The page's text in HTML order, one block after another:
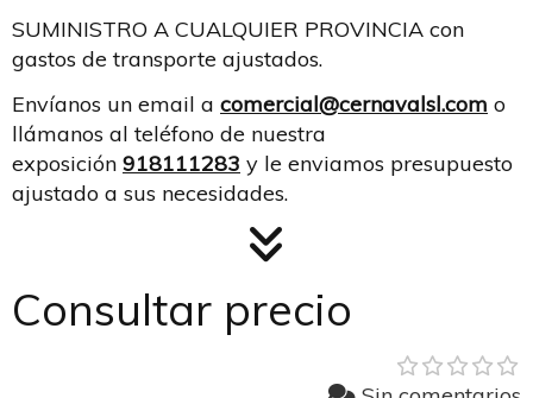
SUMINISTRO A CUALQUIER PROVINCIA con
gastos de transporte ajustados.
Envíanos un email a comercial@cernavalsl.com o
llámanos al teléfono de nuestra
exposición 918111283 y le enviamos presupuesto
ajustado a sus necesidades.
Consultar precio